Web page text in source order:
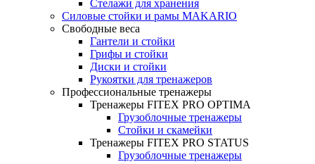
Стелажи для хранения
Силовые стойки и рамы MAKARIO
Свободные веса
Гантели и стойки
Грифы и стойки
Диски и стойки
Рукоятки для тренажеров
Профессиональные тренажеры
Тренажеры FITEX PRO OPTIMA
Грузоблочные тренажеры
Стойки и скамейки
Тренажеры FITEX PRO STATUS
Грузоблочные тренажеры